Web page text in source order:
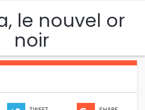
le nouvel or
noir